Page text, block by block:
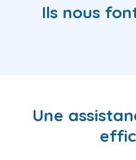
Ils nous
Une